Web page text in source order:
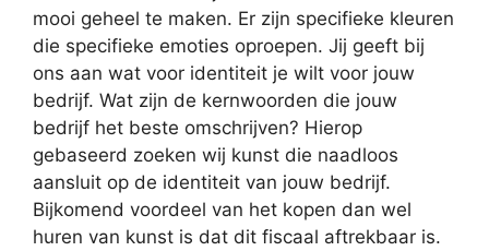
mooi geheel te maken. Er zijn specifieke kleuren
die specifieke emoties oproepen. Jij geeft bij
ons aan wat voor identiteit je wilt voor jouw
bedrijf. Wat zijn de kernwoorden die jouw
bedrijf het beste omschrijven? Hierop
gebaseerd zoeken wij kunst die naadloos
aansluit op de identiteit van jouw bedrijf.
Bijkomend voordeel van het kopen dan wel
huren van kunst is dat dit fiscaal aftrekbaar is.